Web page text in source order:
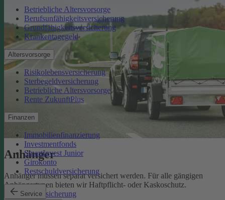
Betriebliche Altersvorsorge
Berufsunfähigkeitsversicherung
Grundfähigkeitsversicherung
Krankentagegeld
Altersvorsorge
Risikolebensversicherung
Sterbegeldversicherung
Betriebliche Altersvorsorge
Rente ZukunftPlus
Finanzen
Immobilienfinanzierung
Investmentfonds
SmartInvest Junior
Girokonto
Restschuldversicherung
Service
Anhänger
Anhänger müssen separat versichert werden. Für alle gängigen
Anhängertypen bieten wir Haftpflicht- oder Kaskoschutz.
Anhängerversicherung